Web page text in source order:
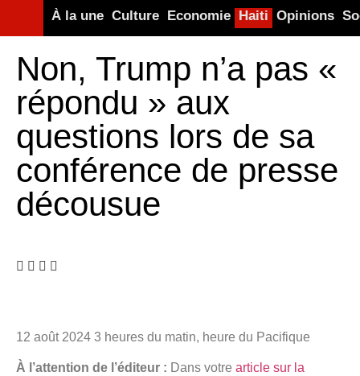
À la une Culture Economie Haiti Opinions
Non, Trump n’a pas «
répondu » aux
questions lors de sa
conférence de presse
décousue
12 août 2024 3 heures du matin, heure du Pacifique
À l’attention de l’éditeur : Dans votre article sur la